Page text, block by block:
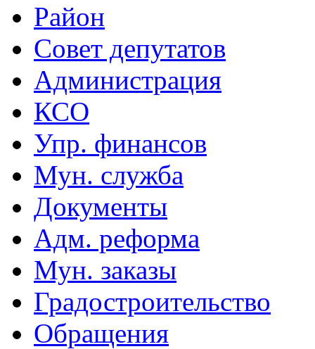
Район
Совет депутатов
Администрация
КСО
Упр. финансов
Мун. служба
Документы
Адм. реформа
Мун. заказы
Градостроительство
Обращения